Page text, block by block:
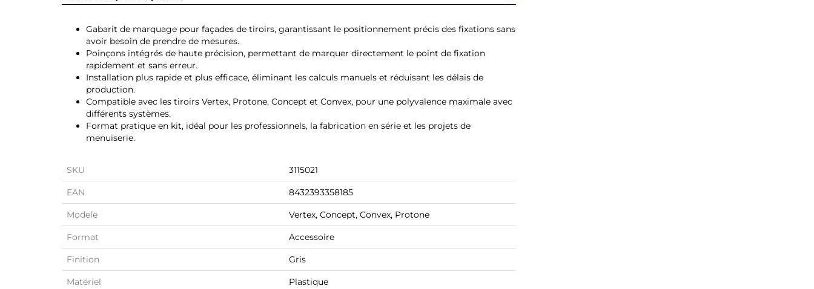
Gabarit de marquage pour façades de tiroirs, garantissant le positionnement précis des fixations sans
avoir besoin de prendre de mesures.
Poinçons intégrés de haute précision, permettant de marquer directement le point de fixation
rapidement et sans erreur.
Installation plus rapide et plus efficace, éliminant les calculs manuels et réduisant les délais de
production.
Compatible avec les tiroirs Vertex, Protone, Concept et Convex, pour une polyvalence maximale avec
différents systèmes.
Format pratique en kit, idéal pour les professionnels, la fabrication en série et les projets de
menuiserie.
SKU 3115021
EAN 8432393358185
Modele Vertex, Concept, Convex, Protone
Format Accessoire
Finition Gris
Matériel Plastique